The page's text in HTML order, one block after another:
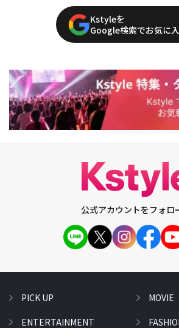
Kstyleを
Google検索でお気に
公式アカウントをフォロ
PICK UP
ENTERTAINMENT
MOVIE